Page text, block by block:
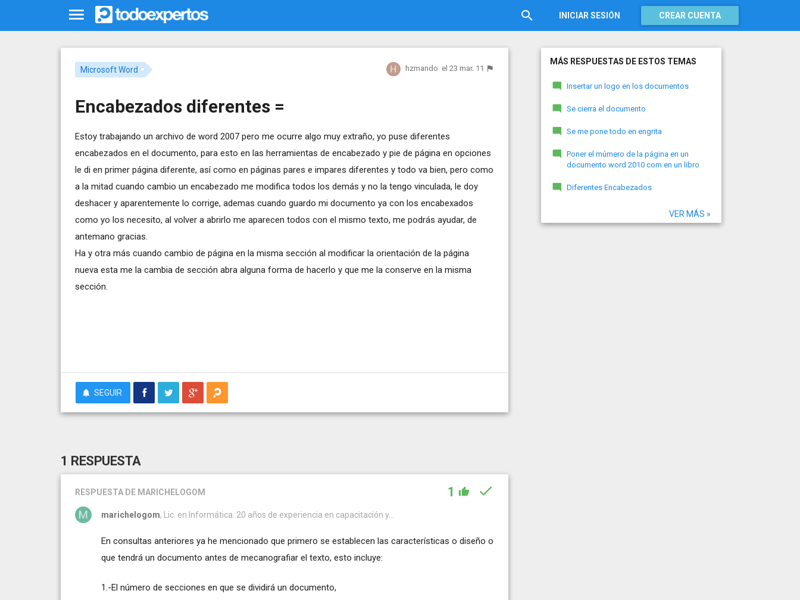
INICIAR SESIÓN CREAR CUENTA
Microsoft Word hzmando el 23 mar. 11
Encabezados diferentes =
Estoy trabajando un archivo de word 2007 pero me ocurre algo muy extraño, yo puse diferentes
encabezados en el documento, para esto en las herramientas de encabezado y pie de página en opciones
le di en primer página diferente, así como en páginas pares e impares diferentes y todo va bien, pero como
a la mitad cuando cambio un encabezado me modifica todos los demás y no la tengo vinculada, le doy
deshacer y aparentemente lo corrige, ademas cuando guardo mi documento ya con los encabexados
como yo los necesito, al volver a abrirlo me aparecen todos con el mismo texto, me podrás ayudar, de
antemano gracias.
Ha y otra más cuando cambio de página en la misma sección al modificar la orientación de la página
nueva esta me la cambia de sección abra alguna forma de hacerlo y que me la conserve en la misma
sección.
SEGUIR
1 RESPUESTA
RESPUESTA DE MARICHELOGOM 1
marichelogom, Lic. en Informática. 20 años de experiencia en capacitación y...
En consultas anteriores ya he mencionado que primero se establecen las características o diseño o
que tendrá un documento antes de mecanografiar el texto, esto incluye:
1.-El número de secciones en que se dividirá un documento,
MÁS RESPUESTAS DE ESTOS TEMAS
Insertar un logo en los documentos
Se cierra el documento
Se me pone todo en engrita
Poner el múmero de la página en un
documento word 2010 com en un libro
Diferentes Encabezados
VER MÁS »